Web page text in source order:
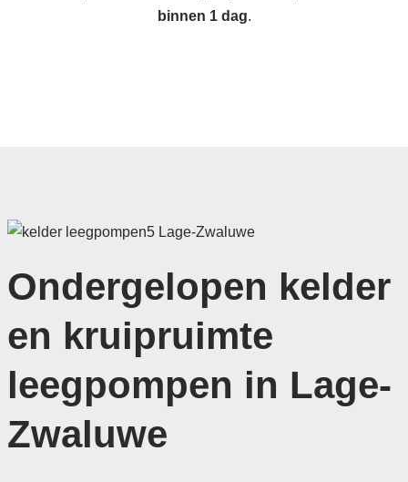
binnen 1 dag.
Ondergelopen kelder
en kruipruimte
leegpompen in Lage-
Zwaluwe